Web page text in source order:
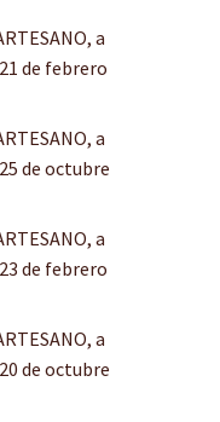
a
de febrero
a
de octubre
a
de febrero
a
de octubre